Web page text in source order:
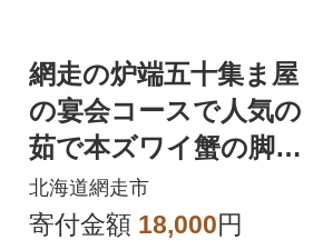
網走の炉端五十集ま屋
の宴会コースで人気の
茹で本ズワイ蟹の脚80
0g
北海道網走市
寄付金額 18,000円